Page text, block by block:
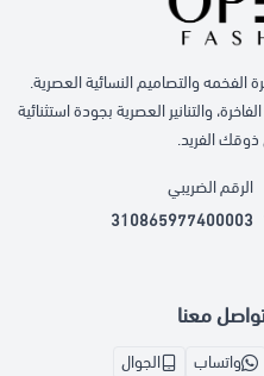
والتصاميم النسائية العصرية.
والتنانير العصرية بجودة استثنائية
الفريد.
الرقم الضريبي
310865977400003
معنا
واتساب
الجوال